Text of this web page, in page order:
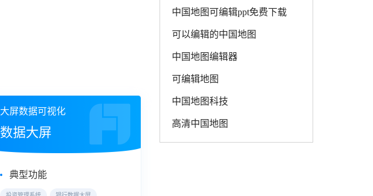
大屏数据可视化
数据大屏
典型功能
中国地图可编辑ppt免费下载
可以编辑的中国地图
中国地图编辑器
可编辑地图
中国地图科技
高清中国地图